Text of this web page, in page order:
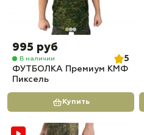
995 руб
В наличии
5
ФУТБОЛКА Премиум КМФ
Пиксель
Купить